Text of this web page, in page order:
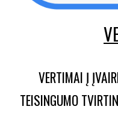
VERTIMAI Į
TEISINGUMO